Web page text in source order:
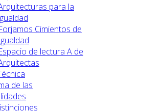
para la
Cimientos de
de lectura A de
de las